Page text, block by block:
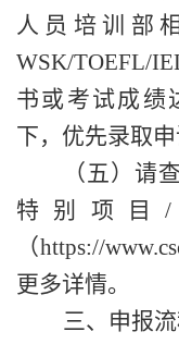
人员培训部
WSK/TOEFL/
书或考试成绩
下，优先录取申
（五）请
特别项目
（https://
更多详情。
三、申报